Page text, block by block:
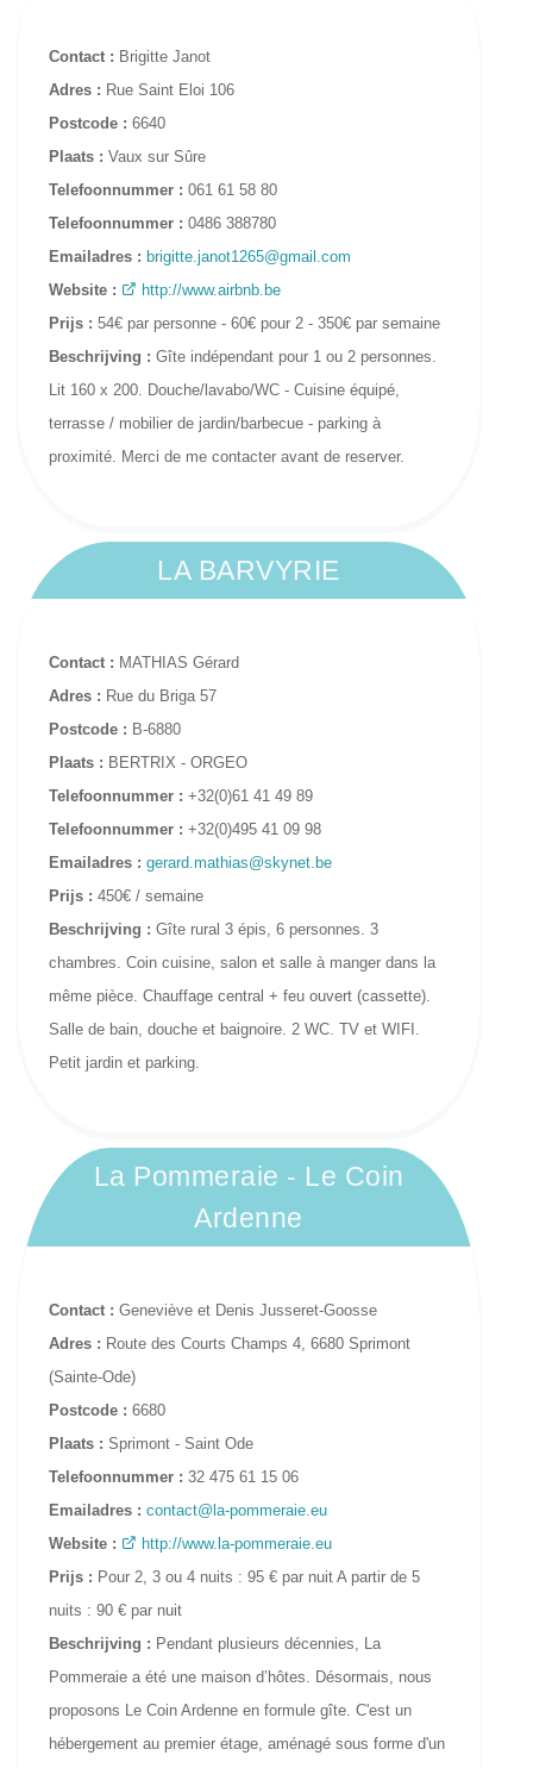
Contact : Brigitte Janot
Adres : Rue Saint Eloi 106
Postcode : 6640
Plaats : Vaux sur Sûre
Telefoonnummer : 061 61 58 80
Telefoonnummer : 0486 388780
Emailadres : brigitte.janot1265@gmail.com
Website :
http://www.airbnb.be
Prijs : 54€ par personne - 60€ pour 2 - 350€ par semaine
Beschrijving : Gîte indépendant pour 1 ou 2 personnes.
Lit 160 x 200. Douche/lavabo/WC - Cuisine équipé,
terrasse / mobilier de jardin/barbecue - parking à
proximité. Merci de me contacter avant de reserver.
LA BARVYRIE
Contact : MATHIAS Gérard
Adres : Rue du Briga 57
Postcode : B-6880
Plaats : BERTRIX - ORGEO
Telefoonnummer : +32(0)61 41 49 89
Telefoonnummer : +32(0)495 41 09 98
Emailadres : gerard.mathias@skynet.be
Prijs : 450€ / semaine
Beschrijving : Gîte rural 3 épis, 6 personnes. 3
chambres. Coin cuisine, salon et salle à manger dans la
même pièce. Chauffage central + feu ouvert (cassette).
Salle de bain, douche et baignoire. 2 WC. TV et WIFI.
Petit jardin et parking.
La Pommeraie - Le Coin
Ardenne
Contact : Geneviève et Denis Jusseret-Goosse
Adres : Route des Courts Champs 4, 6680 Sprimont
(Sainte-Ode)
Postcode : 6680
Plaats : Sprimont - Saint Ode
Telefoonnummer : 32 475 61 15 06
Emailadres : contact@la-pommeraie.eu
Website :
http://www.la-pommeraie.eu
Prijs : Pour 2, 3 ou 4 nuits : 95 € par nuit A partir de 5
nuits : 90 € par nuit
Beschrijving : Pendant plusieurs décennies, La
Pommeraie a été une maison d’hôtes. Désormais, nous
proposons Le Coin Ardenne en formule gîte. C'est un
hébergement au premier étage, aménagé sous forme d'un